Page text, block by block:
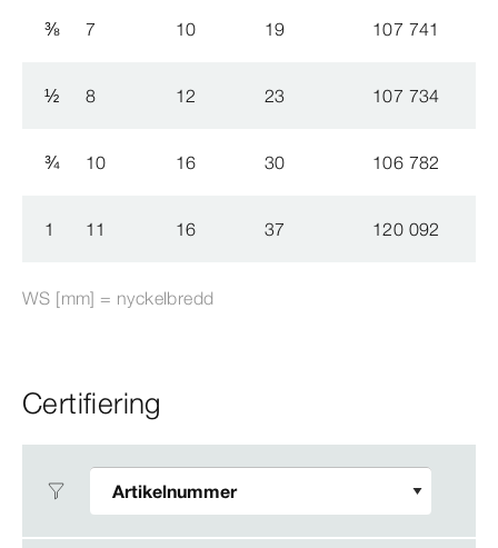
⅜ 7 10 19 107 741
½ 8 12 23 107 734
¾ 10 16 30 106 782
1 11 16 37 120 092
WS [mm] = nyckelbredd
Certifiering